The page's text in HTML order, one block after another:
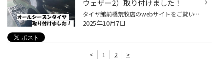
ウェザー2）取り付けました！
タイヤ館前橋荒牧店のwebサイトをご覧いただき誠にありがとうございます。 今回はマツダのコンパクトカー 【MAZDA 2】のタイヤ交換のご紹介です。 だいぶ認知度が上がってきた 「オールシーズンタイヤ」の取り付けです。 今回お付けするのは ブリヂストンより発売されているオールシーズンタイヤ 【...
2025年10月7日
< 1 2 >